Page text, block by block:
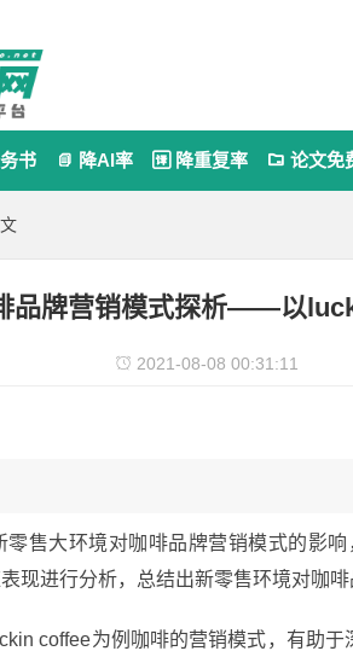
书  降AI率  降重复率  论文免
品牌营销模式探析——以
 2021-08-08 00:31:11
零售大环境对咖啡品牌营销模式的影
现进行分析，总结出新零售环境对咖啡
coffee为例咖啡的营销模式，有助